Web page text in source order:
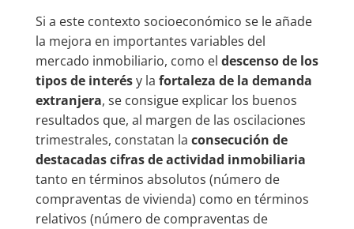
Si a este contexto socioeconómico se le añade
la mejora en importantes variables del
mercado inmobiliario, como el descenso de los
tipos de interésy la fortaleza de la demanda
extranjera, se consigue explicar los buenos
resultados que, al margen de las oscilaciones
trimestrales, constatan la consecución de
destacadas cifras de actividad inmobiliaria
tanto en términos absolutos (número de
compraventas de vivienda) como en términos
relativos (número de compraventas de